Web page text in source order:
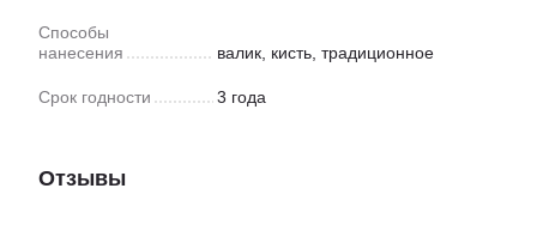
Способы
нанесения
валик, кисть, традиционное
Срок годности 3 года
Отзывы